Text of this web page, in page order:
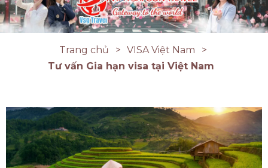
Trang chủ
VISA Việt Nam
Tư vấn Gia hạn visa tại Việt Nam